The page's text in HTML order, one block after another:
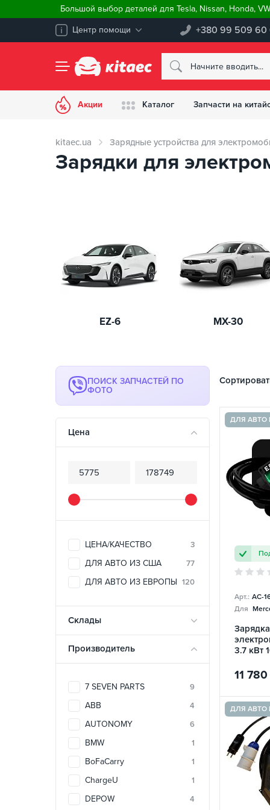
Большой выбор деталей для Tesla, Nissan, Honda,
Центр помощи +380 99 509 60
Акции Каталог Запчасти на
kitaec.ua Зарядные устройства для
Зарядки для
EZ-6 MX-30
ПОИСК ЗАПЧАСТЕЙ ПО
ФОТО
Цена
ЦЕНА/КАЧЕСТВО 3
ДЛЯ АВТО ИЗ США 77
ДЛЯ АВТО ИЗ ЕВРОПЫ 120
Склады
Производитель
7 SEVEN PARTS 9
ABB 4
AUTONOMY 6
BMW 1
BoFaCarry 1
ChargeU 1
DEPOW 4
ДЛЯ АВТО
Арт.: AC-
Для
3.7 кВт
11 780
ДЛЯ АВТО